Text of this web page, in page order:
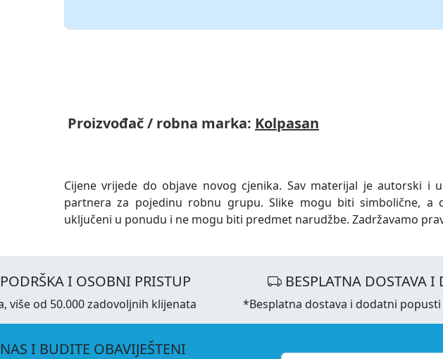
Proizvođač / robna marka: Kolpasan
Cijene vrijede do objave novog cjenika. Sav materijal je autorski i
partnera za pojedinu robnu grupu. Slike mogu biti simbolične, a
uključeni u ponudu i ne mogu biti predmet narudžbe. Zadržavamo
I OSOBNI PRISTUP
više od 50.000 zadovoljnih klijenata
BESPLATNA DOSTAVA
*Besplatna dostava i dodatni
I BUDITE OBAVIJEŠTENI